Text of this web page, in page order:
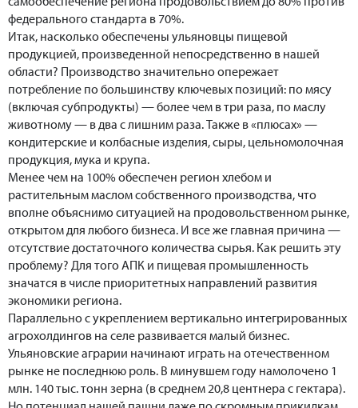
федерального стандарта в 70%.
Итак, насколько обеспечены ульяновцы пищевой
продукцией, произведенной непосредственно в нашей
области? Производство значительно опережает
потребление по большинству ключевых позиций: по мясу
(включая субпродукты) — более чем в три раза, по маслу
животному — в два с лишним раза. Также в «плюсах» —
кондитерские и колбасные изделия, сыры, цельномолочная
продукция, мука и крупа.
Менее чем на 100% обеспечен регион хлебом и
растительным маслом собственного производства, что
вполне объяснимо ситуацией на продовольственном рынке,
открытом для любого бизнеса. И все же главная причина —
отсутствие достаточного количества сырья. Как решить эту
проблему? Для того АПК и пищевая промышленность
значатся в числе приоритетных направлений развития
экономики региона.
Параллельно с укреплением вертикально интегрированных
агрохолдингов на селе развивается малый бизнес.
Ульяновские аграрии начинают играть на отечественном
рынке не последнюю роль. В минувшем году намолочено 1
млн. 140 тыс. тонн зерна (в среднем 20,8 центнера с гектара).